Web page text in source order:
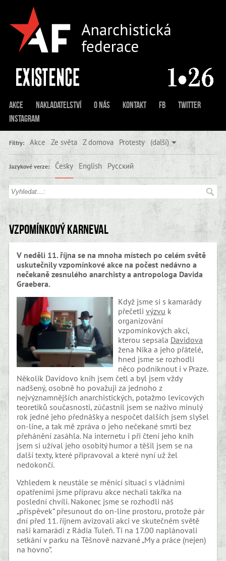
Akce Nakladatelství O nás Kontakt FB
Twitter
Instagram
Filtry: Akce Ze světa Z domova Protesty (další)
Jazykové verze: Česky English Русский
Vzpomínkový karneval
V neděli 11. října se na mnoha místech po celém světě
uskutečnily vzpomínkové akce na počest nedávno a
nečekaně zesnulého anarchisty a antropologa Davida
Graebera.
Když jsme si s kamarády
přečetli výzvu k
organizování
vzpomínkových akcí,
kterou sepsala Davidova
žena Nika a jeho přátelé,
hned jsme se rozhodli
něco podniknout i v Praze.
Několik Davidovo knih jsem četl a byl jsem vždy
nadšený, osobně ho považuji za jednoho z
nejvýznamnějších anarchistických, potažmo levicových
teoretiků současnosti, zúčastnil jsem se naživo minulý
rok jedné jeho přednášky a nespočet dalších jsem slyšel
on-line, a tak mě zpráva o jeho nečekané smrti bez
přehánění zasáhla. Na internetu i při čtení jeho knih
jsem si užíval jeho osobitý humor a těšil jsem se na
další texty, které připravoval a které nyní už žel
nedokončí.
Vzhledem k neustále se měnící situaci s vládními
opatřeními jsme přípravu akce nechali takřka na
poslední chvíli. Nakonec jsme se rozhodli náš
„příspěvek“ přesunout do on-line prostoru, protože pár
dní před 11. říjnem avizovali akci ve skutečném světě
naši kamarádi z Rádia Tuleň. Ti na 17.00 naplánovali
setkání v parku na Těšnově nazvané „My a práce (nejen)
na hovno“.